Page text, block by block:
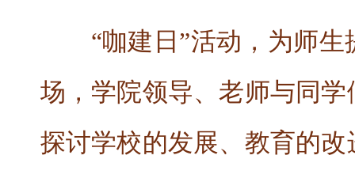
“咖建日”活动，为师
场，学院领导、老师与同
探讨学校的发展、教育的